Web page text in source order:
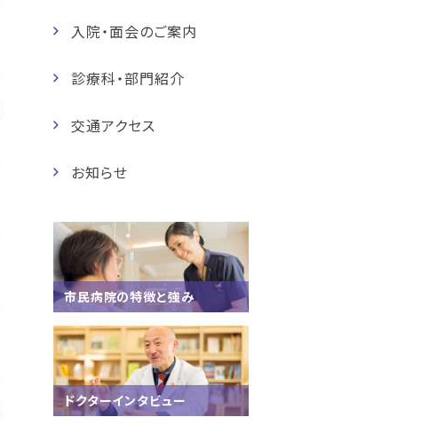
入院・面会のご案内
診療科・部門紹介
交通アクセス
お知らせ
市民病院の特徴と強み
ドクターインタビュー